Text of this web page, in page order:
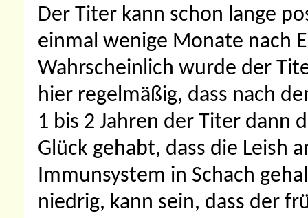
Der Titer kann schon lange
einmal wenige Monate nach
Wahrscheinlich wurde der
hier regelmäßig, dass nach
1 bis 2 Jahren der Titer dann
Glück gehabt, dass die Leish
Immunsystem in Schach
niedrig, kann sein, dass der